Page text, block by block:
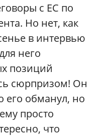
с ЕС по
Но нет, как
в интервью
него
позиций
сюрпризом! Он
его обманул, но
просто
что